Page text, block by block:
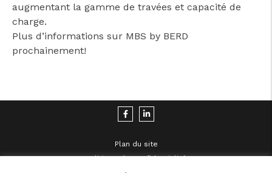
augmentant la gamme de travées et capacité de
charge.
Plus d’informations sur MBS by BERD
prochainement!
Plan du site
Politique de Confidentialité